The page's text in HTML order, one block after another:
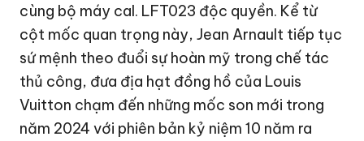
cùng bộ máy cal. LFT023 độc quyền. Kể từ
cột mốc quan trọng này, Jean Arnault tiếp tục
sứ mệnh theo đuổi sự hoàn mỹ trong chế tác
thủ công, đưa địa hạt đồng hồ của Louis
Vuitton chạm đến những mốc son mới trong
năm 2024 với phiên bản kỷ niệm 10 năm ra